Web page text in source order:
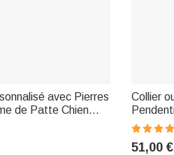
avec Pierres
de Patte Chien
Anniversaire pour
Collier
pour
51,00 €